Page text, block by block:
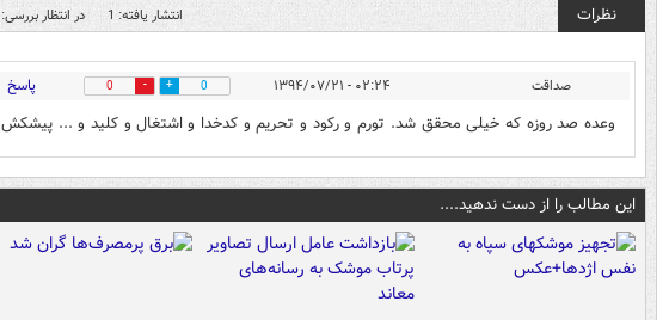
نظرات انتشار یافته: 1 در انتظار بررسی: 0
صداقت ۰۲:۲۴ - ۱۳۹۴/۰۷/۲۱ 0
0 پاسخ
وعده صد روزه که خیلی محقق شد. تورم و رکود و تحریم و کدخدا و اشتغال و کلید و ... پیشکش
این مطالب را از دست ندهید....